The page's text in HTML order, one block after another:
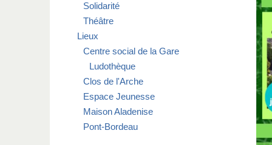
Solidarité
Théâtre
Lieux
Centre social de la Gare
Ludothèque
Clos de l'Arche
Espace Jeunesse
Maison Aladenise
Pont-Bordeau